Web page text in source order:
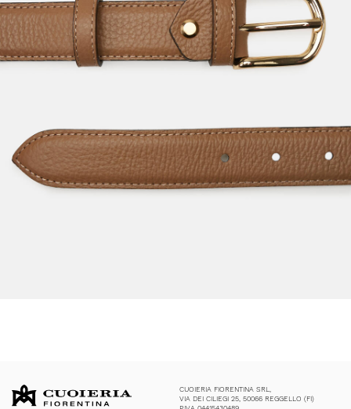
CUOIERIA FIORENTINA SRL,
VIA DEI CILIEGI 25, 50066 REGGELLO (FI)